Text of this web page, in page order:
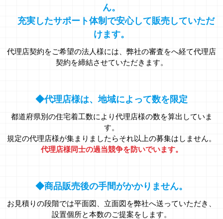
ん。
充実したサポート体制で安心して販売していただ
けます。
代理店契約をご希望の法人様には、弊社の審査をへ経て代理店
契約を締結させていただきます。
◆代理店様は、地域によって数を限定
都道府県別の住宅着工数により代理店様の数を算出していま
す。
規定の代理店様が集まりましたらそれ以上の募集はしません。
代理店様同士の過当競争を防いでいます。
◆商品販売後の手間がかかりません。
お見積りの段階では平面図、立面図を弊社へ送っていただき、
設置個所と本数のご提案をします。